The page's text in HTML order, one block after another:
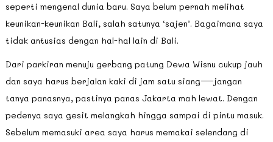
seperti mengenal dunia baru. Saya belum pernah melihat
keunikan-keunikan Bali, salah satunya ‘sajen’. Bagaimana saya
tidak antusias dengan hal-hal lain di Bali.
Dari parkiran menuju gerbang patung Dewa Wisnu cukup jauh
dan saya harus berjalan kaki di jam satu siang—jangan
tanya panasnya, pastinya panas Jakarta mah lewat. Dengan
pedenya saya gesit melangkah hingga sampai di pintu masuk.
Sebelum memasuki area saya harus memakai selendang di